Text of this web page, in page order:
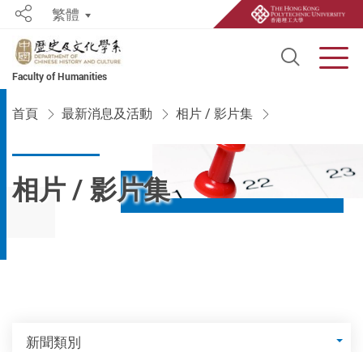
Faculty of Humanities
Open
Share繁體
首頁 最新消息及活動 相片 / 影片集
相片 / 影片集
新聞類別